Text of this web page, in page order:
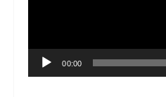
l
y
00:00